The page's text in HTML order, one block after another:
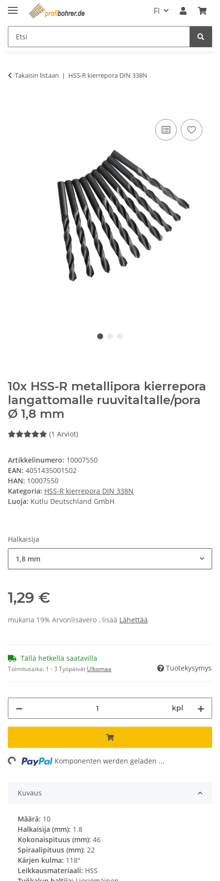
FI
Takaisin listaan HSS-R kierrepora DIN 338N
10x HSS-R metallipora kierrepora
langattomalle ruuvitaltalle/pora
Ø 1,8 mm
(1 Arviot)
Artikkelinumero: 10007550
EAN: 4051435001502
HAN: 10007550
Kategoria: HSS-R kierrepora DIN 338N
Luoja: Kutlu Deutschland GmbH
Halkaisija
1,8 mm
1,29 €
mukana 19% Arvonlisävero , lisää Lähettää
Tällä hetkellä saatavilla
Toimitusaika: 1 - 3 Työpäivät Ulkomaa Tuotekysymys
kpl
Komponenten werden geladen ...
Kuvaus
Määrä: 10
Halkaisija (mm): 1.8
Kokonaispituus (mm): 46
Spiraalipituus (mm): 22
Kärjen kulma: 118°
Leikkausmateriaali: HSS